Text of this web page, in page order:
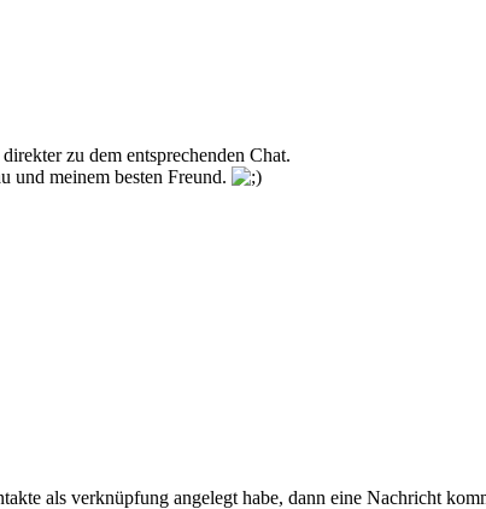
zu dem entsprechenden Chat.
und meinem besten Freund.
als verknüpfung angelegt habe, dann eine Nachricht